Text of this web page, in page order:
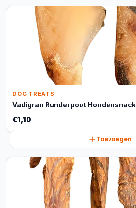
DOG TREATS
Vadigran Runderpoot Hondensnack
€1,10
Toevoegen